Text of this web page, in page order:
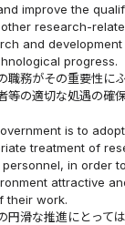
improve the
research-
and
progress.
職務がその重要性に
等の適切な処遇の確
is to
treatment of
in order
attractive
their work.
円滑な推進にとって